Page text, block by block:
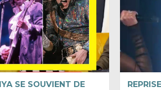
SE SOUVIENT DE